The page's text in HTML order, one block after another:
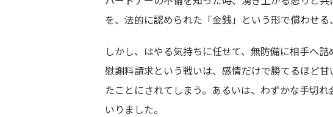
を、法的に認められた「金銭」という形で償わせる
しかし、はやる気持ちに任せて、無防備に相手へ詰
慰謝料請求という戦いは、感情だけで勝てるほど
たことにされてしまう。あるいは、わずかな手切
いりました。